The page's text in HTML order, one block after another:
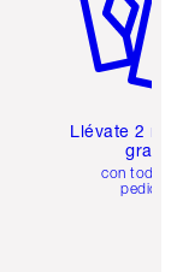
Llévate 2
gratis
con